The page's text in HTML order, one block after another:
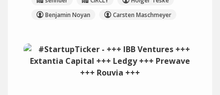
Benjamin Noyan
Carsten Maschmeyer